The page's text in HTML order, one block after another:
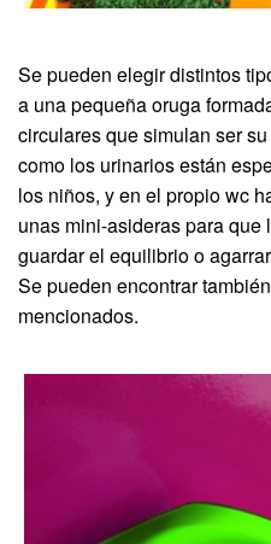
Se pueden elegir distintos
a una pequeña oruga
circulares que simulan ser
como los urinarios están
los niños, y en el propio wc
unas mini-asideras para
guardar el equilibrio o
Se pueden encontrar
mencionados.